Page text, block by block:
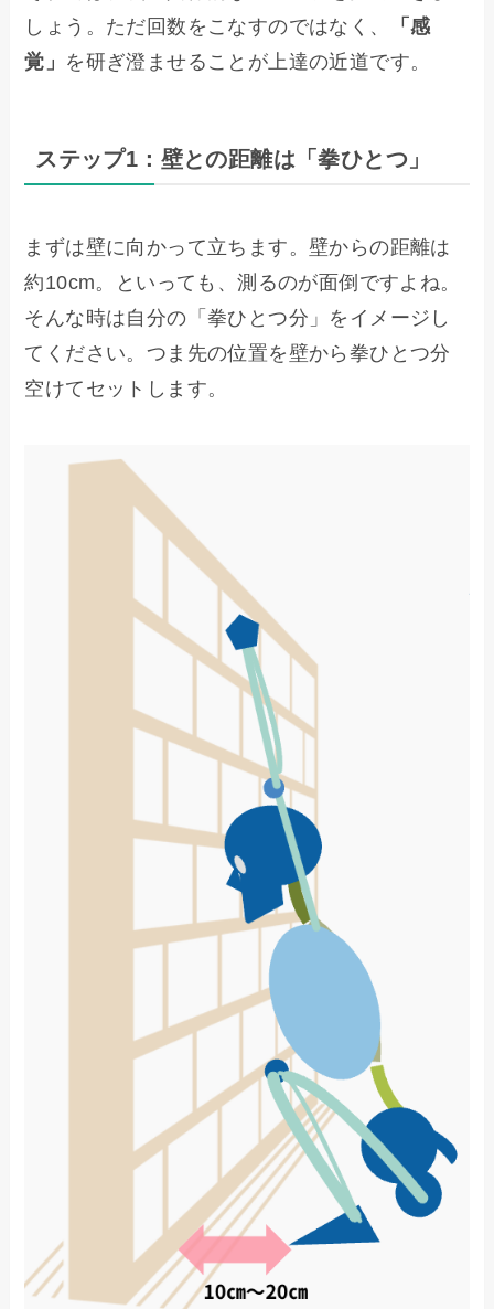
しょう。ただ回数をこなすのではなく、
「感
覚」 を研ぎ澄ませることが上達の近道です。
ステップ1：壁との距離は「拳ひとつ」
まずは壁に向かって立ちます。壁からの距離は
約10cm。といっても、測るのが面倒ですよね。
そんな時は自分の「拳ひとつ分」をイメージし
てください。つま先の位置を壁から拳ひとつ分
空けてセットします。